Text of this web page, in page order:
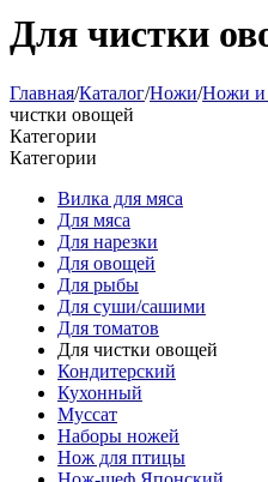
Для чистки
Главная/Каталог/Ножи/Ножи и
чистки овощей
Категории
Категории
Вилка для мяса
Для мяса
Для нарезки
Для овощей
Для рыбы
Для суши/сашими
Для томатов
Для чистки овощей
Кондитерский
Кухонный
Муссат
Наборы ножей
Нож для птицы